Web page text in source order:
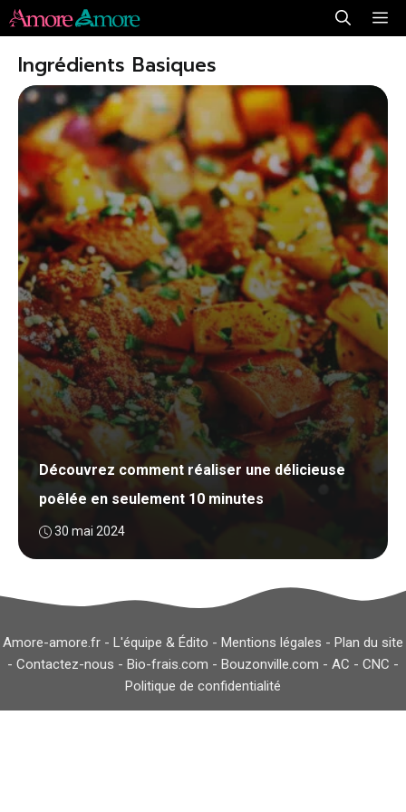
Aller
au
contenu
Ingrédients Basiques
Découvrez comment réaliser une délicieuse
poêlée en seulement 10 minutes
30 mai 2024
Amore-amore.fr - L'équipe & Édito - Mentions légales - Plan du site
- Contactez-nous - Bio-frais.com - Bouzonville.com - AC - CNC -
Politique de confidentialité